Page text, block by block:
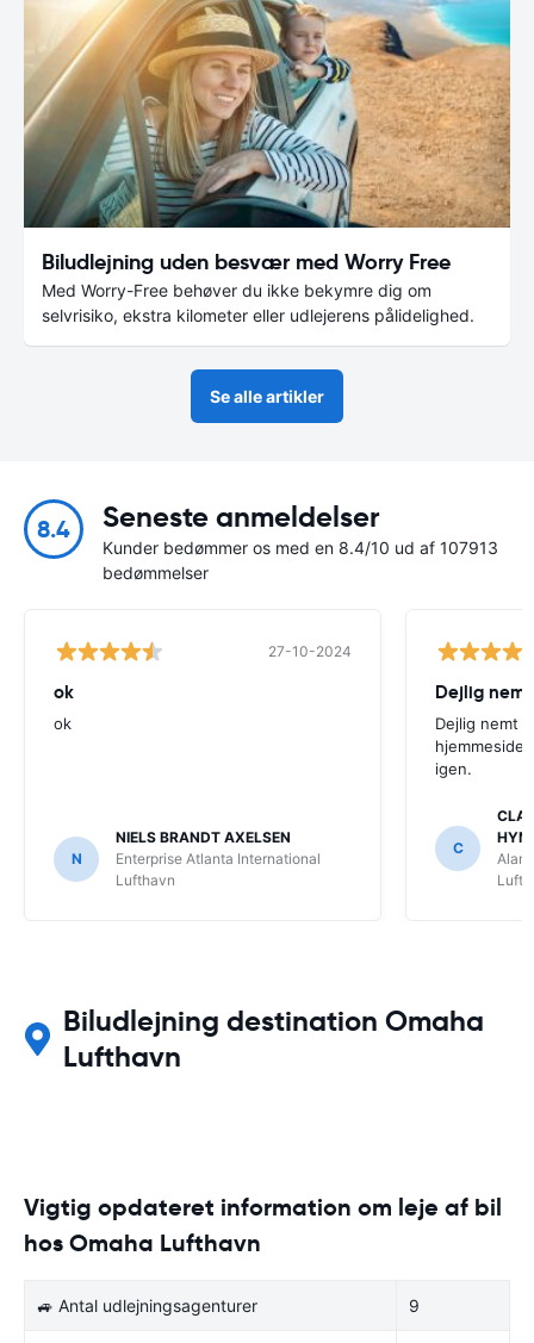
Biludlejning uden besvær med Worry Free
Med Worry-Free behøver du ikke bekymre dig om
selvrisiko, ekstra kilometer eller udlejerens pålidelighed.
Se alle artikler
8.4 Seneste anmeldelser
Kunder bedømmer os med en 8.4/10 ud af 107913
bedømmelser
27-10-2024
ok
ok
N
NIELS BRANDT AXELSEN
Enterprise Atlanta International
Lufthavn
Dejlig
Dejlig nemt
igen.
C
Biludlejning destination Omaha
Lufthavn
Vigtig opdateret information om leje af bil
hos Omaha Lufthavn
🚙 Antal udlejningsagenturer 9